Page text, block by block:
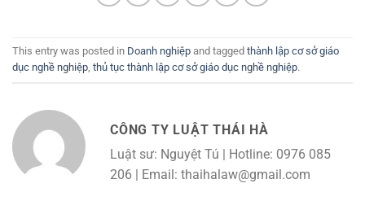
This entry was posted in Doanh nghiệp and tagged thành lập cơ sở giáo
dục nghề nghiệp thủ tục thành lập cơ sở giáo dục nghề nghiệp.
CÔNG TY LUẬT THÁI HÀ
Luật sư: Nguyệt Tú | Hotline: 0976 085
206 | Email: thaihalaw@gmail.com